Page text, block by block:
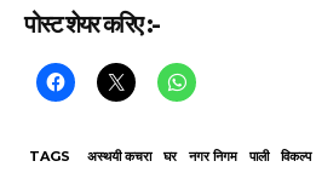
पोस्ट शेयर करिए :-
TAGS अस्थयी कचरा घर नगर निगम पाली विकल्प